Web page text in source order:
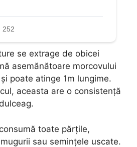
se extrage de obicei
asemănătoare morcovului
poate atinge 1m lungime.
aceasta are o consistență
toate părțile,
sau semințele uscate.